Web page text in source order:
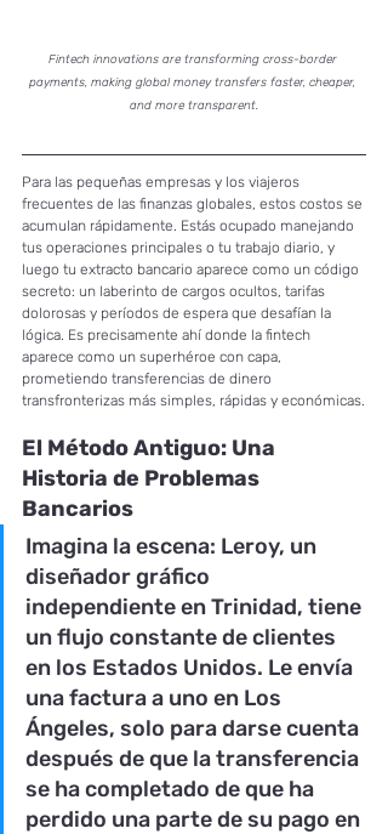
Fintech innovations are transforming cross-border
payments, making global money transfers faster, cheaper,
and more transparent.
Para las pequeñas empresas y los viajeros
frecuentes de las finanzas globales, estos costos se
acumulan rápidamente. Estás ocupado manejando
tus operaciones principales o tu trabajo diario, y
luego tu extracto bancario aparece como un código
secreto: un laberinto de cargos ocultos, tarifas
dolorosas y períodos de espera que desafían la
lógica. Es precisamente ahí donde la fintech
aparece como un superhéroe con capa,
prometiendo transferencias de dinero
transfronterizas más simples, rápidas y económicas.
El Método Antiguo: Una
Historia de Problemas
Bancarios
Imagina la escena: Leroy, un
diseñador gráfico
independiente en Trinidad, tiene
un flujo constante de clientes
en los Estados Unidos. Le envía
una factura a uno en Los
Ángeles, solo para darse cuenta
después de que la transferencia
se ha completado de que ha
perdido una parte de su pago en